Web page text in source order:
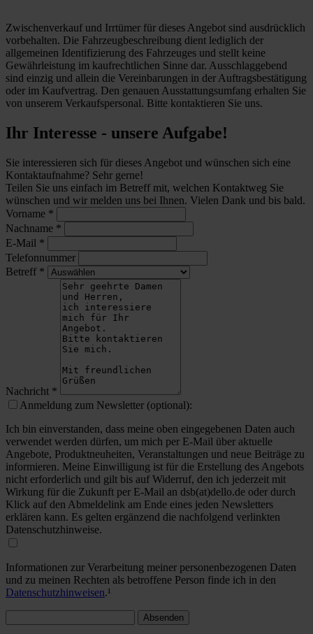
Zwischenverkauf und Irrtümer für dieses Angebot sind ausdrücklich
vorbehalten. Die Fahrzeugbeschreibung dient lediglich der
allgemeinen Identifizierung des Fahrzeuges und stellt keine
Gewährleistung im kaufrechtlichen Sinne dar. Ausschlaggebend
sind einzig und allein die Vereinbarungen in der Auftragsbestätigung
oder im Kaufvertrag. Den genauen Ausstattungsumfang erhalten Sie
von unserem Verkaufspersonal. Bitte kontaktieren Sie uns.
Ihr Interesse - unsere Aufgabe!
Sie interessieren sich für dieses Angebot und wünschen sich eine
Kontaktaufnahme? Sehr gerne!
Teilen Sie uns einfach im Betreff mit, welchen Kontaktweg Sie
wünschen und wir melden uns bei Ihnen. Vielen Dank und bis bald.
Vorname *
Nachname *
E-Mail *
Telefonnummer
Betreff *
Nachricht *
Anmeldung zum Newsletter (optional):
Ich bin einverstanden, dass meine oben eingegebenen Daten auch
verwendet werden dürfen, um mich per E-Mail über aktuelle
Angebote, Produktneuheiten, Veranstaltungen und neue Beiträge zu
informieren. Meine Einwilligung ist für die Erstellung des Angebots
nicht erforderlich und gilt bis auf Widerruf, den ich jederzeit mit
Wirkung für die Zukunft per E-Mail an dsb(at)dello.de oder durch
Klick auf den Abmeldelink am Ende eines jeden Newsletters
erklären kann. Es gelten ergänzend die nachfolgend verlinkten
Datenschutzhinweise.
Informationen zur Verarbeitung meiner personenbezogenen Daten
und zu meinen Rechten als betroffene Person finde ich in den
Datenschutzhinweisen.¹
Absenden